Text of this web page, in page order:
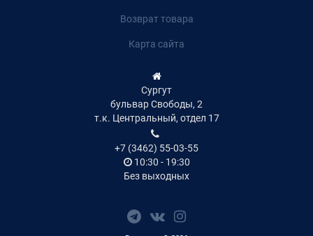
Возврат товара
Карта сайта
Сургут
бульвар Свободы, 2
т.к. Центральный, отдел 17
+7 (3462) 55-03-55
10:30 - 19:30
Без выходных